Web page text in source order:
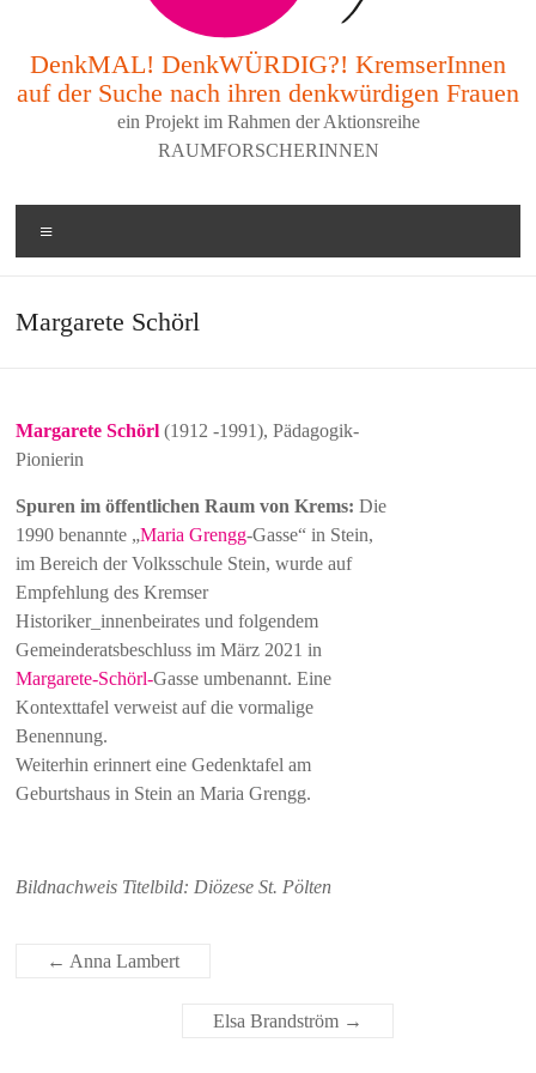
DenkMAL! DenkWÜRDIG?! KremserInnen
auf der Suche nach ihren denkwürdigen Frauen
ein Projekt im Rahmen der Aktionsreihe
RAUMFORSCHERINNEN
Margarete Schörl
Margarete Schörl(1912 -1991), Pädagogik-
Pionierin
Spuren im öffentlichen Raum von Krems:Die
1990 benannte „Maria Grengg-Gasse“ in Stein,
im Bereich der Volksschule Stein, wurde auf
Empfehlung des Kremser
Historiker_innenbeirates und folgendem
Gemeinderatsbeschluss im März 2021 in
Margarete-Schörl-Gasse umbenannt. Eine
Kontexttafel verweist auf die vormalige
Benennung.
Weiterhin erinnert eine Gedenktafel am
Geburtshaus in Stein an Maria Grengg.
Bildnachweis Titelbild: Diözese St. Pölten
← Anna Lambert
Elsa Brandström →